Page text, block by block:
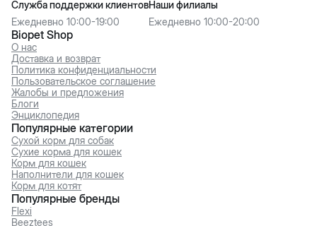
Biopet Shop
О нас
Доставка и возврат
Политика конфиденциальности
Пользовательское соглашение
Жалобы и предложения
Блоги
Энциклопедия
Служба поддержки клиентов
Ежедневно 10:00-19:00
Наши филиалы
Ежедневно 10:00-20:00
Популярные категории
Сухой корм для собак
Сухие корма для кошек
Корм для кошек
Наполнители для кошек
Корм для котят
Популярные бренды
Flexi
Beeztees